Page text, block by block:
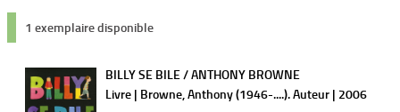
1 exemplaire disponible
BILLY SE BILE / ANTHONY BROWNE
Livre | Browne, Anthony (1946-....). Auteur | 2006